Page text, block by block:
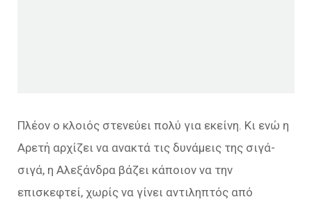
Πλέον ο κλοιός στενεύει πολύ για εκείνη. Κι ενώ η
Αρετή αρχίζει να ανακτά τις δυνάμεις της σιγά-
σιγά, η Αλεξάνδρα βάζει κάποιον να την
επισκεφτεί, χωρίς να γίνει αντιληπτός από